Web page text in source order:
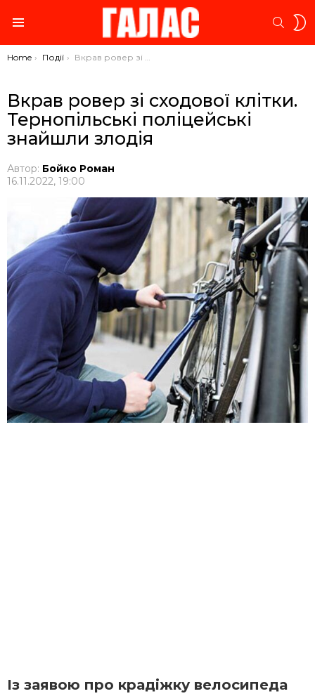
You are here:
Home Події Вкрав ровер зі сходової клітки. Тернопільські поліцейські знайшли злодія
Вкрав ровер зі сходової клітки.
Тернопільські поліцейські
знайшли злодія
Автор: Бойко Роман
16.11.2022, 19:00
Із заявою про крадіжку велосипеда